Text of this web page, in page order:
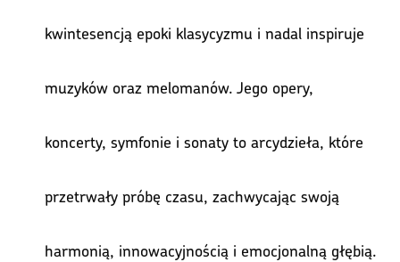
kwintesencją epoki klasycyzmu i nadal inspiruje
muzyków oraz melomanów. Jego opery,
koncerty, symfonie i sonaty to arcydzieła, które
przetrwały próbę czasu, zachwycając swoją
harmonią, innowacyjnością i emocjonalną głębią.